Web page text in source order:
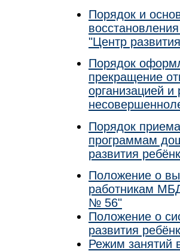
Порядок и
"Центр
Порядок
прекращение
организацией
Порядок
программам
развития
Положение о
работникам
№ 56"
Положение о
развития
Режим занятий